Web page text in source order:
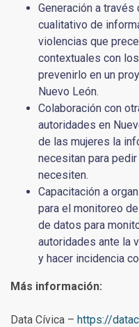
Generación a
cualitativo de
violencias que
contextuales con
prevenirlo en un
Nuevo León.
Colaboración con
autoridades en
de las mujeres la
necesitan para
necesiten.
Capacitación a
para el monitoreo
de datos para
autoridades ante la
y hacer incidencia
Más información:
Data Cívica – https://